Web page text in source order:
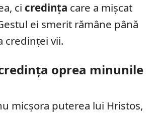
ci credința care a mișcat
ei smerit rămâne până
credinței vii.
oprea minunile
micșora puterea lui Hristos,